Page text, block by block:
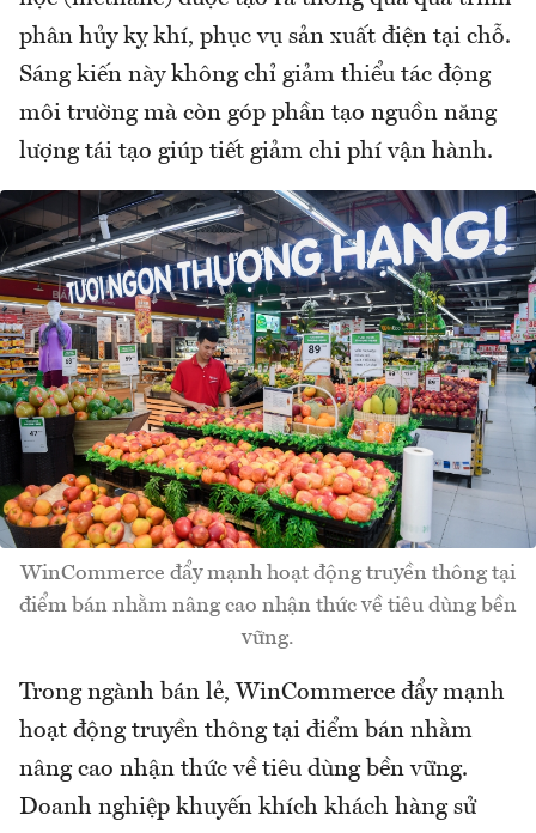
phân hủy kỵ khí, phục vụ sản xuất điện tại chỗ.
Sáng kiến này không chỉ giảm thiểu tác động
môi trường mà còn góp phần tạo nguồn năng
lượng tái tạo giúp tiết giảm chi phí vận hành.
WinCommerce đẩy mạnh hoạt động truyền thông tại
điểm bán nhằm nâng cao nhận thức về tiêu dùng bền
vững.
Trong ngành bán lẻ, WinCommerce đẩy mạnh
hoạt động truyền thông tại điểm bán nhằm
nâng cao nhận thức về tiêu dùng bền vững.
Doanh nghiệp khuyến khích khách hàng sử